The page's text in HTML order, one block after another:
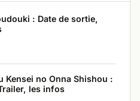
: Date de sortie,
Kensei no Onna Shishou :
les infos